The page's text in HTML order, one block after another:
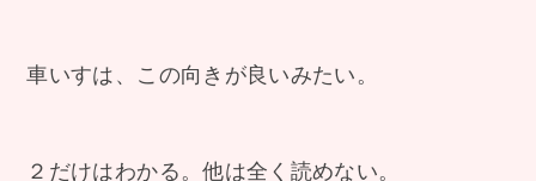
車いすは、この向きが良いみたい。
２だけはわかる。他は全く読めない。